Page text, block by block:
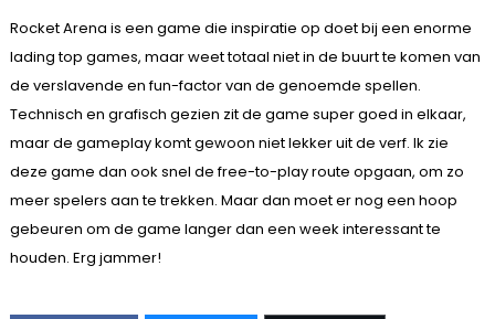
Rocket Arena is een game die inspiratie op doet bij een enorme
lading top games, maar weet totaal niet in de buurt te komen van
de verslavende en fun-factor van de genoemde spellen.
Technisch en grafisch gezien zit de game super goed in elkaar,
maar de gameplay komt gewoon niet lekker uit de verf. Ik zie
deze game dan ook snel de free-to-play route opgaan, om zo
meer spelers aan te trekken. Maar dan moet er nog een hoop
gebeuren om de game langer dan een week interessant te
houden. Erg jammer!